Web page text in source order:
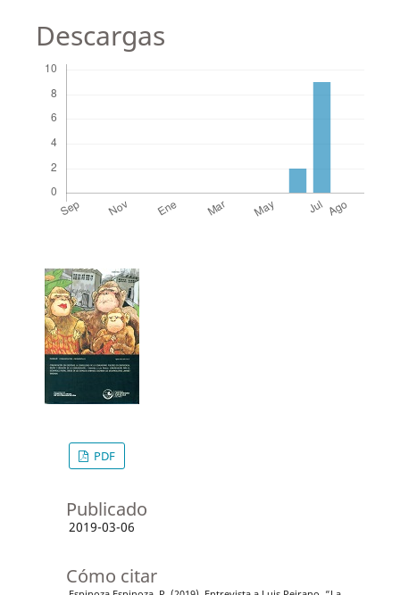
Descargas
PDF
Publicado
2019-03-06
Cómo citar